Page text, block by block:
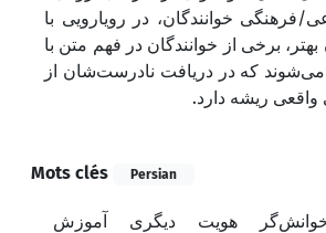
فرهنگی خوانندگان، در رویارویی با
برخی از خوانندگان در فهم متن با
که در دریافت نادرست‌شان از
واقعی ریشه دارد.
Mots clés Persian
هویت دیگری
آموزش